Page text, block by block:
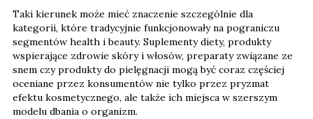
Taki kierunek może mieć znaczenie szczególnie dla
kategorii, które tradycyjnie funkcjonowały na pograniczu
segmentów health i beauty. Suplementy diety, produkty
wspierające zdrowie skóry i włosów, preparaty związane ze
snem czy produkty do pielęgnacji mogą być coraz częściej
oceniane przez konsumentów nie tylko przez pryzmat
efektu kosmetycznego, ale także ich miejsca w szerszym
modelu dbania o organizm.